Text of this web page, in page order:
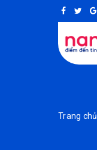
Trang chủ